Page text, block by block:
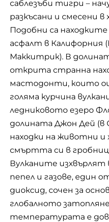
саблезъби тигри –
разкъсани и смесени в
Подобни са
асфалт в Калифорния
Маккитрик). В
открита странна
мастодонти, които
голяма курчина
ледниковото езеро
долината Джон Дей (в
находки на животни и
смъртта си в
Вулканите
пепел и газове, един
диоксид, сочен за
глобалното
температурата е